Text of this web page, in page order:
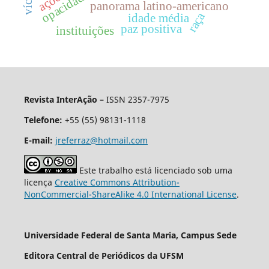
panorama latino-americano
idade média
paz positiva raça
instituições
Revista InterAção – ISSN 2357-7975
Telefone: +55 (55) 98131-1118
E-mail: jreferraz@hotmail.com
Este trabalho está licenciado sob uma
licença Creative Commons Attribution-
NonCommercial-ShareAlike 4.0 International License.
Universidade Federal de Santa Maria, Campus Sede
Editora Central de Periódicos da UFSM